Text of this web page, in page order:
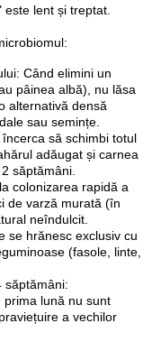
lent și treptat.
Când elimini un
pâinea albă), nu lăsa
alternativă densă
sau semințe.
să schimbi totul
adăugat și carnea
săptămâni.
colonizarea rapidă a
de varză murată (în
neîndulcit.
se hrănesc exclusiv cu
(fasole, linte,
săptămâni:
prima lună nu sunt
a vechilor